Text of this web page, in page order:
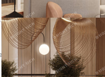
объекта